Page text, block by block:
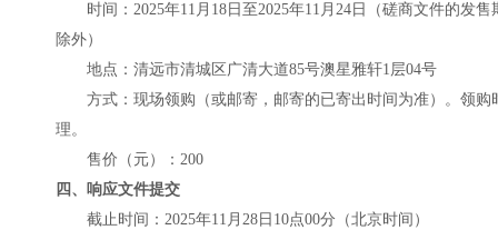
时间： 2025年11 月 18 日至2025年11 月 24 日
（磋商文件的发
除外）
地点： 清远市清城区广清大道85号澳星雅轩1层04号
方式：现场领购（或邮寄，邮寄的已寄出时间为准）。领
理。
售价（元）： 200
四、响应文件提交
截止时间： 2025年11 月 28 日 10点00分 （北京时间）